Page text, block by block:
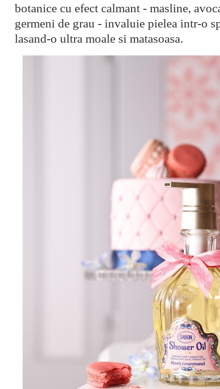
botanice cu efect calmant - masline,
germeni de grau - invaluie pielea intr-o
lasand-o ultra moale si matasoasa.